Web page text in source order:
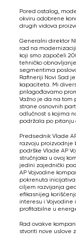
Pored ostalog,
okviru odobrene
drugih vidova
Generalni direktor
rad na
koji smo započeli
tehničko
segmentima
Rafineriji Novi Sad
kapaciteta. Mi
prilagođavamo
Važno je da na tom
strane osnovnih
odlučnost s kojima
podržala po pitanju
Predsednik Vlade
razvoju proizvodnje
podrške Vlade AP
stručnjaka u ovoj
jedini zajednički
AP Vojvodine
pokrenuta
ciljem razvijanja
efikasnijeg
interesu i Vojvodine
profitabilne u
Rad ovakve
stvoriti nove uslove